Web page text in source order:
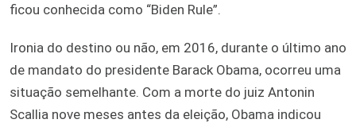
ficou conhecida como “Biden Rule”.
Ironia do destino ou não, em 2016, durante o último ano
de mandato do presidente Barack Obama, ocorreu uma
situação semelhante. Com a morte do juiz Antonin
Scallia nove meses antes da eleição, Obama indicou